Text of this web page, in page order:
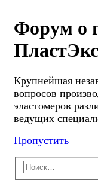
Форум о
Крупнейшая
вопросов
эластомеров
ведущих
Пропустить